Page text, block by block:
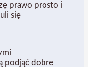
prawo prosto i
się
podjąć dobre